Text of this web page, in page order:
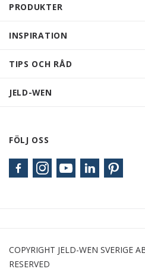
PRODUKTER
INSPIRATION
TIPS OCH RÅD
JELD-WEN
FÖLJ OSS
COPYRIGHT JELD-WEN SVERIGE
RESERVED